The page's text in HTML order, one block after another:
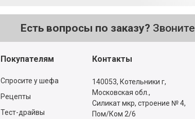
Есть вопросы по заказу? Звоните
Покупателям
Спросите у шефа
Рецепты
Тест-драйвы
Контакты
140053, Котельники г,
Московская обл.,
Силикат мкр, строение № 4,
Пом/Ком 2/6